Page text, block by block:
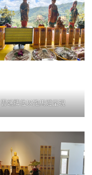
雲端牌位以跑馬燈呈現